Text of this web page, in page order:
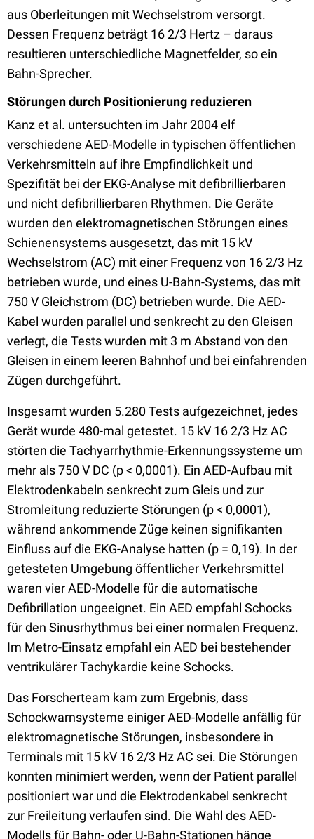
aus Oberleitungen mit Wechselstrom versorgt.
Dessen Frequenz beträgt 16 2/3 Hertz – daraus
resultieren unterschiedliche Magnetfelder, so ein
Bahn-Sprecher.
Störungen durch Positionierung reduzieren
Kanz et al. untersuchten im Jahr 2004 elf
verschiedene AED-Modelle in typischen öffentlichen
Verkehrsmitteln auf ihre Empfindlichkeit und
Spezifität bei der EKG-Analyse mit defibrillierbaren
und nicht defibrillierbaren Rhythmen. Die Geräte
wurden den elektromagnetischen Störungen eines
Schienensystems ausgesetzt, das mit 15 kV
Wechselstrom (AC) mit einer Frequenz von 16 2/3 Hz
betrieben wurde, und eines U-Bahn-Systems, das mit
750 V Gleichstrom (DC) betrieben wurde. Die AED-
Kabel wurden parallel und senkrecht zu den Gleisen
verlegt, die Tests wurden mit 3 m Abstand von den
Gleisen in einem leeren Bahnhof und bei einfahrenden
Zügen durchgeführt.
Insgesamt wurden 5.280 Tests aufgezeichnet, jedes
Gerät wurde 480-mal getestet. 15 kV 16 2/3 Hz AC
störten die Tachyarrhythmie-Erkennungssysteme um
mehr als 750 V DC (p < 0,0001). Ein AED-Aufbau mit
Elektrodenkabeln senkrecht zum Gleis und zur
Stromleitung reduzierte Störungen (p < 0,0001),
während ankommende Züge keinen signifikanten
Einfluss auf die EKG-Analyse hatten (p = 0,19). In der
getesteten Umgebung öffentlicher Verkehrsmittel
waren vier AED-Modelle für die automatische
Defibrillation ungeeignet. Ein AED empfahl Schocks
für den Sinusrhythmus bei einer normalen Frequenz.
Im Metro-Einsatz empfahl ein AED bei bestehender
ventrikulärer Tachykardie keine Schocks.
Das Forscherteam kam zum Ergebnis, dass
Schockwarnsysteme einiger AED-Modelle anfällig für
elektromagnetische Störungen, insbesondere in
Terminals mit 15 kV 16 2/3 Hz AC sei. Die Störungen
konnten minimiert werden, wenn der Patient parallel
positioniert war und die Elektrodenkabel senkrecht
zur Freileitung verlaufen sind. Die Wahl des AED-
Modells für Bahn- oder U-Bahn-Stationen hänge